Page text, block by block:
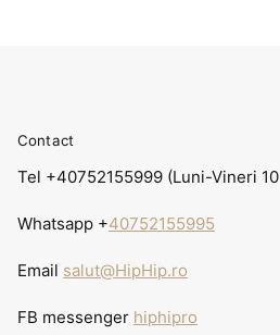
Contact
Tel +40752155999 (Luni-Vineri
Whatsapp +40752155995
Email salut@HipHip.ro
FB messenger hiphipro